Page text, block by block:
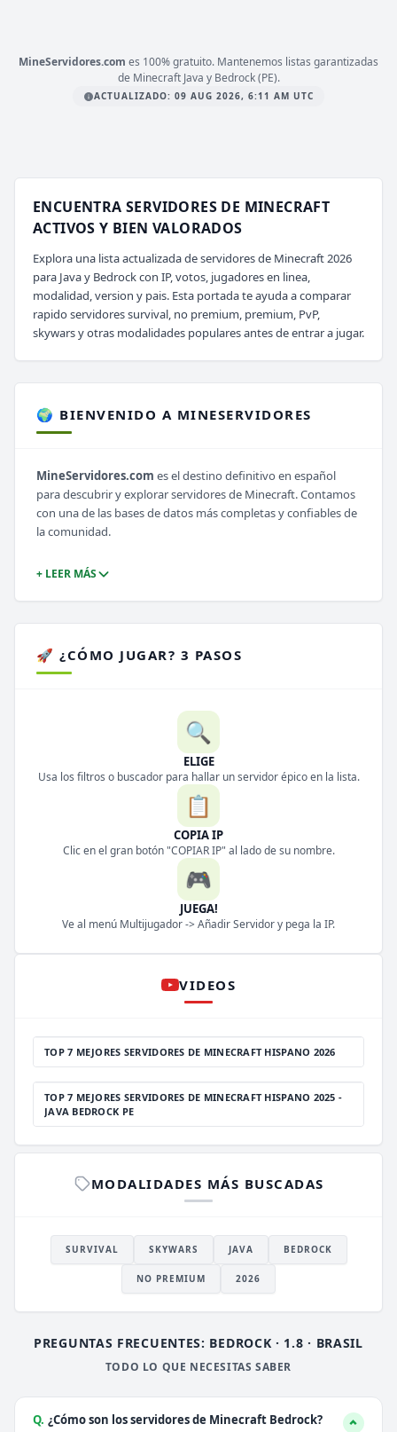
MineServidores.com es 100% gratuito. Mantenemos listas garantizadas
de Minecraft Java y Bedrock (PE).
ACTUALIZADO: 09 AUG 2026, 6:11 AM UTC
ENCUENTRA SERVIDORES DE MINECRAFT
ACTIVOS Y BIEN VALORADOS
Explora una lista actualizada de servidores de Minecraft 2026
para Java y Bedrock con IP, votos, jugadores en linea,
modalidad, version y pais. Esta portada te ayuda a comparar
rapido servidores survival, no premium, premium, PvP,
skywars y otras modalidades populares antes de entrar a jugar.
🌍 BIENVENIDO A MINESERVIDORES
MineServidores.com es el destino definitivo en español
para descubrir y explorar servidores de Minecraft. Contamos
con una de las bases de datos más completas y confiables de
la comunidad.
+ LEER MÁS
🚀 ¿CÓMO JUGAR? 3 PASOS
🔍
ELIGE
Usa los filtros o buscador para hallar un servidor épico en la lista.
📋
COPIA IP
Clic en el gran botón "COPIAR IP" al lado de su nombre.
🎮
JUEGA!
Ve al menú Multijugador -> Añadir Servidor y pega la IP.
VIDEOS
TOP 7 MEJORES SERVIDORES DE MINECRAFT HISPANO 2026
TOP 7 MEJORES SERVIDORES DE MINECRAFT HISPANO 2025 -
JAVA BEDROCK PE
MODALIDADES MÁS BUSCADAS
SURVIVAL SKYWARS JAVA BEDROCK
NO PREMIUM 2026
PREGUNTAS FRECUENTES: BEDROCK · 1.8 · BRASIL
TODO LO QUE NECESITAS SABER
Q. ¿Cómo son los servidores de Minecraft Bedrock?